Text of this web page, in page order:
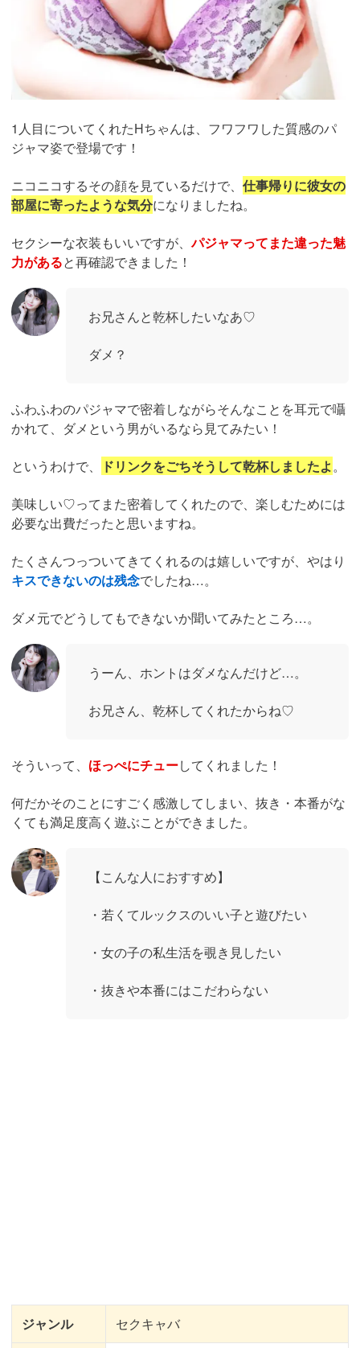
1人目についてくれたHちゃんは、フワフワした質感のパ
ジャマ姿で登場です！
ニコニコするその顔を見ているだけで、 仕事帰りに彼女の
部屋に寄ったような気分になりましたね。
セクシーな衣装もいいですが、パジャマってまた違った魅
力があると再確認できました！
お兄さんと乾杯したいなあ♡
ダメ？
ふわふわのパジャマで密着しながらそんなことを耳元で囁
かれて、ダメという男がいるなら見てみたい！
というわけで、 ドリンクをごちそうして乾杯しましたよ。
美味しい♡ってまた密着してくれたので、楽しむためには
必要な出費だったと思いますね。
たくさんつっついてきてくれるのは嬉しいですが、やはり
キスできないのは残念でしたね…。
ダメ元でどうしてもできないか聞いてみたところ…。
うーん、ホントはダメなんだけど…。
お兄さん、乾杯してくれたからね♡
そういって、 ほっぺにチューしてくれました！
何だかそのことにすごく感激してしまい、抜き・本番がな
くても満足度高く遊ぶことができました。
【こんな人におすすめ】
・若くてルックスのいい子と遊びたい
・女の子の私生活を覗き見したい
・抜きや本番にはこだわらない
ジャンル セクキャバ